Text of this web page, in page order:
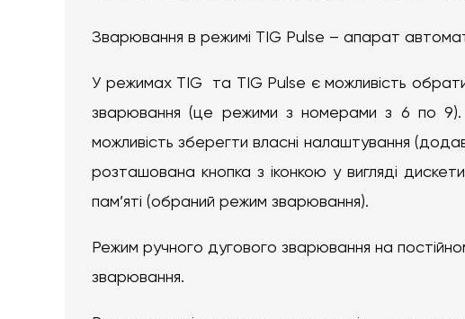
Зварювання в режимі TIG Pulse – апарат
У режимах TIG та TIG Pulse є можливість
зварювання (це режими з номерами з 6 по 9).
можливість зберегти власні налаштування
розташована кнопка з іконкою у вигляді
пам’яті (обраний режим зварювання).
Режим ручного дугового зварювання на
зварювання.